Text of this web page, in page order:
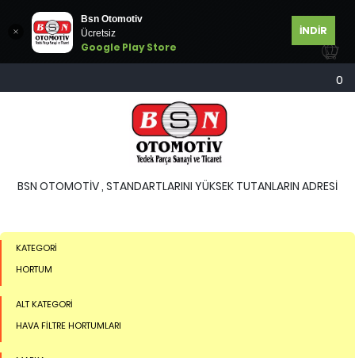
Bsn Otomotiv
Ücretsiz
Google Play Store
İNDİR
0
BSN OTOMOTİV , STANDARTLARINI YÜKSEK TUTANLARIN ADRESİ
KATEGORİ
HORTUM
ALT KATEGORİ
HAVA FİLTRE HORTUMLARI